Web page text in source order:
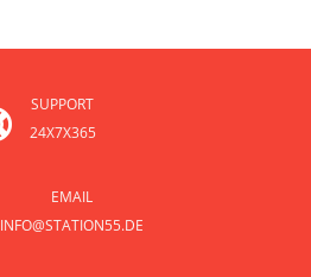
SUPPORT
24X7X365
EMAIL
INFO@STATION55.DE